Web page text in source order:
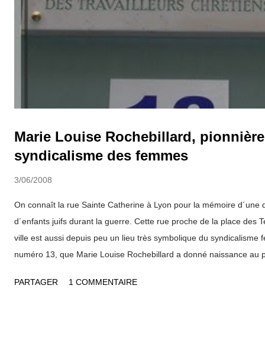
Marie Louise Rochebillard,
syndicalisme des femmes
3/06/2008
On connaît la rue Sainte Catherine à Lyon pour la mémoire d´une
d´enfants juifs durant la guerre. Cette rue proche de la place des
ville est aussi depuis peu un lieu très symbolique du syndicalisme
numéro 13, que Marie Louise Rochebillard a donné naissance au
reconnaissance du mouvement syndical chrétien. La CFTC, le
PARTAGER 1 COMMENTAIRE